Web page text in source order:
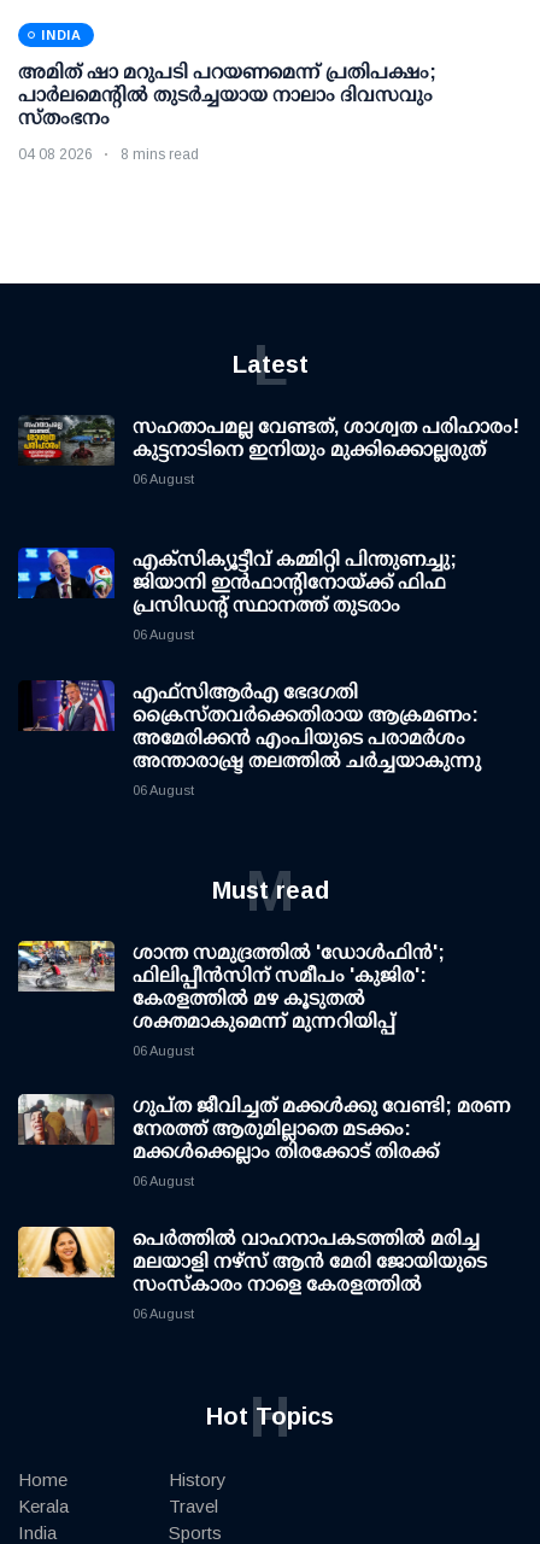
INDIA
അമിത് ഷാ മറുപടി പറയണമെന്ന് പ്രതിപക്ഷം;
പാര്‍ലമെന്റില്‍ തുടര്‍ച്ചയായ നാലാം ദിവസവും
സ്തംഭനം
04 08 2026 8 mins read
Latest
L
സഹതാപമല്ല വേണ്ടത്, ശാശ്വത പരിഹാരം!
കുട്ടനാടിനെ ഇനിയും മുക്കിക്കൊല്ലരുത്
06 August
എക്സിക്യൂട്ടീവ് കമ്മിറ്റി പിന്തുണച്ചു;
ജിയാനി ഇന്‍ഫാന്റിനോയ്ക്ക് ഫിഫ
പ്രസിഡന്റ് സ്ഥാനത്ത് തുടരാം
06 August
എഫ്‌സി‌ആര്‍‌എ ഭേദഗതി
ക്രൈസ്തവർക്കെതിരായ ആക്രമണം:
അമേരിക്കൻ എംപിയുടെ പരാമർശം
അന്താരാഷ്ട്ര തലത്തിൽ ചർച്ചയാകുന്നു
06 August
Must read
M
ശാന്ത സമുദ്രത്തില്‍ 'ഡോള്‍ഫിന്‍';
ഫിലിപ്പീന്‍സിന് സമീപം 'കുജിര':
കേരളത്തില്‍ മഴ കൂടുതല്‍
ശക്തമാകുമെന്ന് മുന്നറിയിപ്പ്
06 August
ഗുപ്ത ജീവിച്ചത് മക്കള്‍ക്കു വേണ്ടി; മരണ
നേരത്ത് ആരുമില്ലാതെ മടക്കം:
മക്കള്‍ക്കെല്ലാം തിരക്കോട് തിരക്ക്
06 August
പെർത്തിൽ വാഹനാപകടത്തിൽ മരിച്ച
മലയാളി നഴ്സ് ആൻ മേരി ജോയിയുടെ
സംസ്കാരം നാളെ കേരളത്തിൽ
06 August
Hot Topics
H
Home
Kerala
India
History
Travel
Sports